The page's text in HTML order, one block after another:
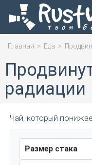
Главная > Еда >
радиации
Чай, который
Размер стака